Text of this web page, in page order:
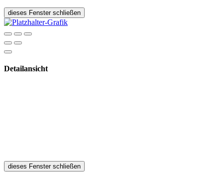
dieses Fenster schließen
Detailansicht
dieses Fenster schließen